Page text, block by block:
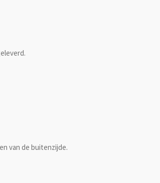
van de buitenzijde.